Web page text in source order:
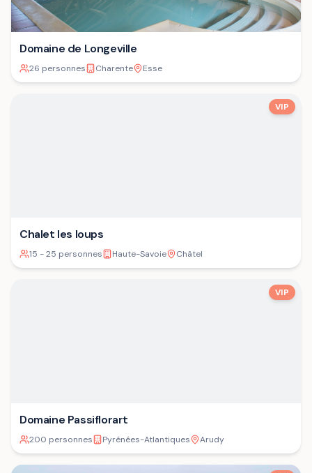
Domaine de Longeville
26 personnes Charente Esse
VIP
Chalet les loups
15 - 25 personnes Haute-Savoie Châtel
VIP
Domaine Passiflorart
200 personnes Pyrénées-Atlantiques Arudy